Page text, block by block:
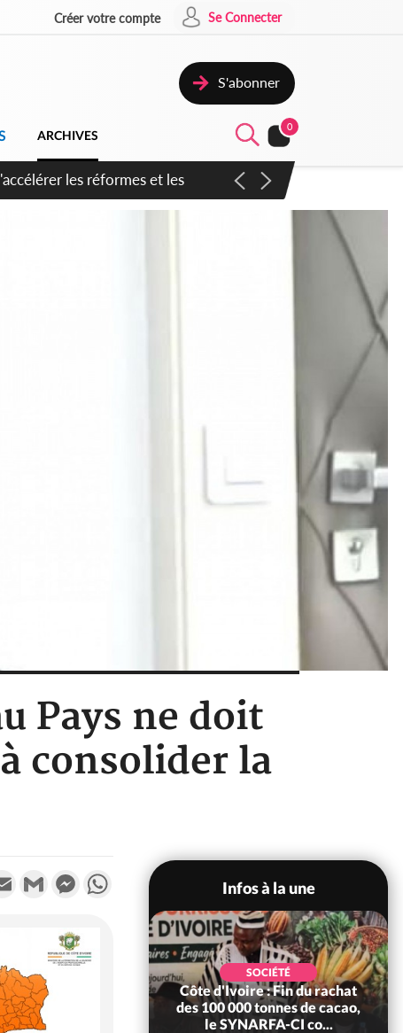
Créer votre compte Se Connecter
S'abonner
ARCHIVES
0
inspirer pour accélérer le
Pays ne doit
consolider la
Email Gmail MessengerWhatsApp
Infos à la une
POLITIQUE
: Fête nationale,
Ouattara accorde
à 4 661...
SOCIÉTÉ
Côte d'Ivoire : Fin du rachat
des 100 000 tonnes de cacao,
le SYNARFA-CI co...